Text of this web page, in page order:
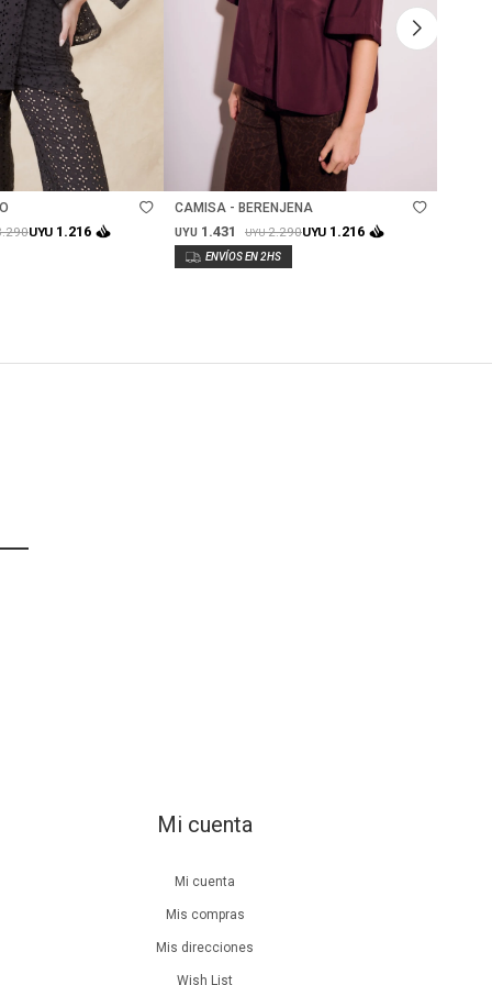
UYU 1.216
Talle
CAMISA - BERENJENA
UYU 1.431 UYU2.290UYU 1.216
Mi cuenta
Mi cuenta
Mis compras
Mis direcciones
Wish List